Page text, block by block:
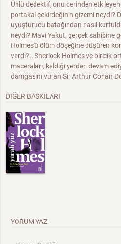
Ünlü dedektif, onu derinden etkileyen
portakal çekirdeğinin gizemi neydi?
uyuşturucu batağından nasıl
neydi? Mavi Yakut, gerçek sahibine
Holmes'ü ölüm döşeğine düşüren
vardı?.. Sherlock Holmes ve biricik
maceraları, kaldığı yerden devam
damgasını vuran Sir Arthur Conan
DIĞER BASKILARI
YORUM YAZ